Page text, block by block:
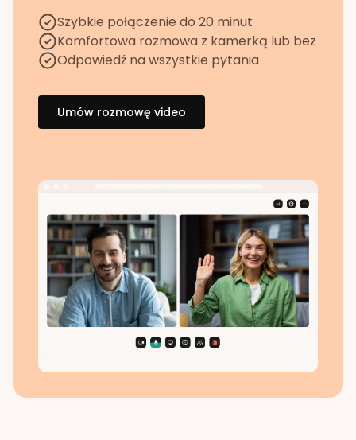
Szybkie połączenie do 20 minut
Komfortowa rozmowa z kamerką lub bez
Odpowiedź na wszystkie pytania
Umów rozmowę video